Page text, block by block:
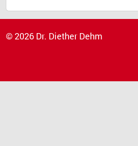
© 2026 Dr. Diether Dehm